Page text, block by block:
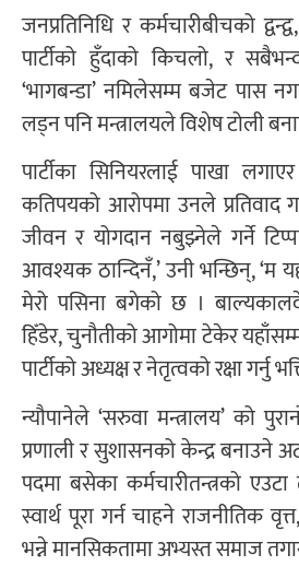
जनप्रतिनिधि र कर्मचारीबीचको
पार्टीको हुँदाको किचलो, र
‘भागबन्डा’ नमिलेसम्म बजेट पास
लड्न पनि मन्त्रालयले विशेष टोली
पार्टीका सिनियरलाई पाखा
कतिपयको आरोपमा उनले प्रतिवाद
जीवन र योगदान नबुझ्नेले गर्ने
आवश्यक ठान्दिनँ,’ उनी भन्छिन्, ‘म
मेरो पसिना बगेको छ ।
हिँडेर, चुनौतीको आगोमा टेकेर
पार्टीको अध्यक्ष र नेतृत्वको रक्षा गर्नु
न्यौपानेले ‘सरुवा मन्त्रालय’ को
प्रणाली र सुशासनको केन्द्र बनाउने
पदमा बसेका कर्मचारीतन्त्रको
स्वार्थ पूरा गर्न चाहने राजनीतिक
भन्ने मानसिकतामा अभ्यस्त समाज